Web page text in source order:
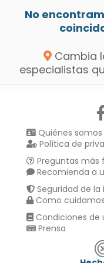
No
Cambia
especialistas
Quiénes somos
Política de
Preguntas más
Recomienda a
Seguridad de
Como
Condiciones de
Prensa